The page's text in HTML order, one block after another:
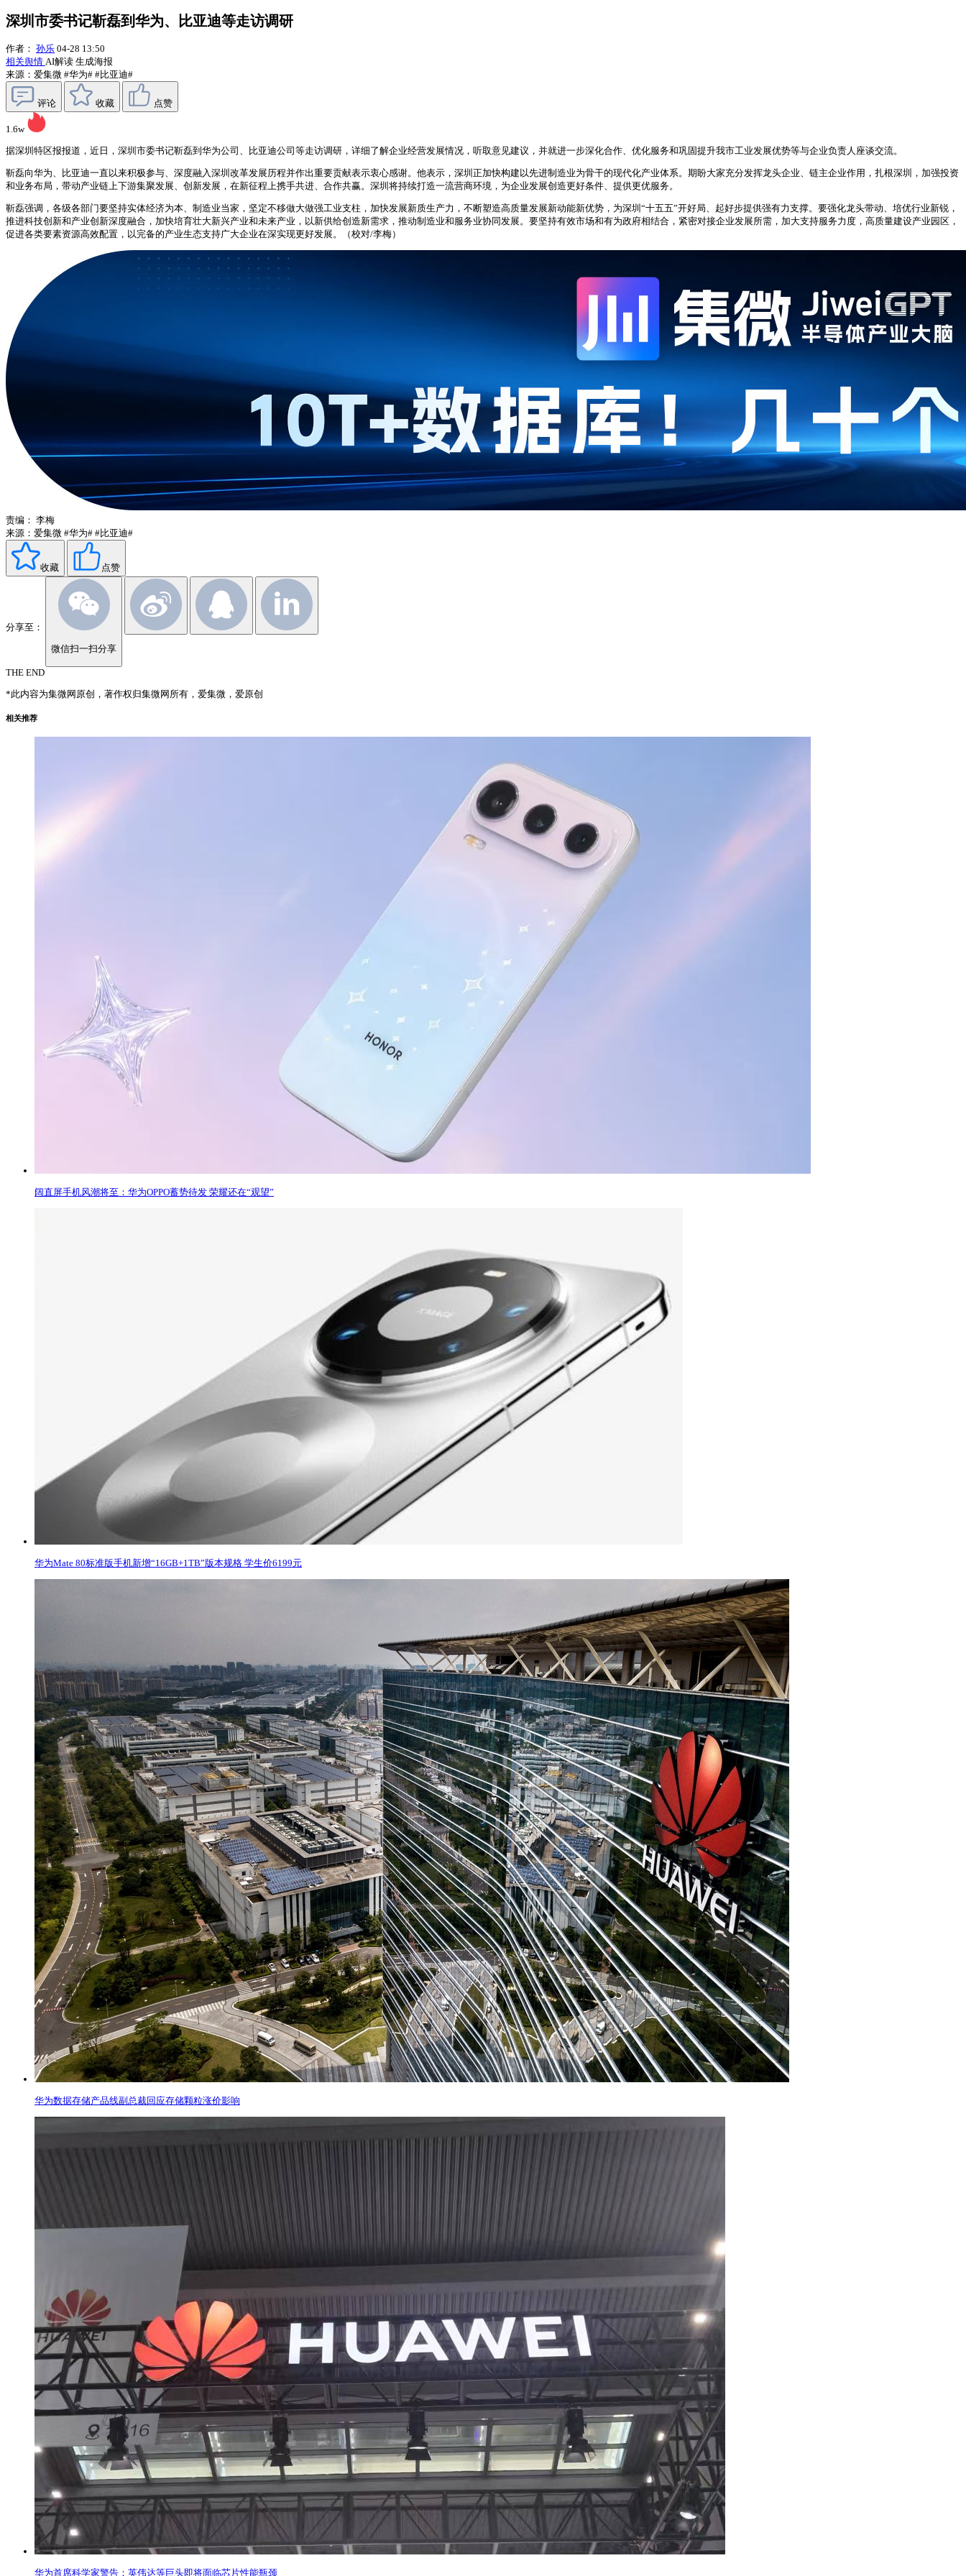
深圳市委书记靳磊到华为、比亚迪等走访调研
作者： 孙乐 04-28 13:50
相关舆情 AI解读 生成海报
来源：爱集微 #华为# #比亚迪#
评论 收藏 点赞
1.6w
据深圳特区报报道，近日，深圳市委书记靳磊到华为公司、比亚迪公司等走访调研，详细了解企业经营发展情况，听取意见建议，并就进一步深化合作、优化服务和巩固提升我市工业发展优势等与企业负责人座谈交流。
靳磊向华为、比亚迪一直以来积极参与、深度融入深圳改革发展历程并作出重要贡献表示衷心感谢。他表示，深圳正加快构建以先进制造业为骨干的现代化产业体系。期盼大家充分发挥龙头企业、链主企业作用，扎根深圳，加强投资
和业务布局，带动产业链上下游集聚发展、创新发展，在新征程上携手共进、合作共赢。深圳将持续打造一流营商环境，为企业发展创造更好条件、提供更优服务。
靳磊强调，各级各部门要坚持实体经济为本、制造业当家，坚定不移做大做强工业支柱，加快发展新质生产力，不断塑造高质量发展新动能新优势，为深圳“十五五”开好局、起好步提供强有力支撑。要强化龙头带动、培优行业新锐，
推进科技创新和产业创新深度融合，加快培育壮大新兴产业和未来产业，以新供给创造新需求，推动制造业和服务业协同发展。要坚持有效市场和有为政府相结合，紧密对接企业发展所需，加大支持服务力度，高质量建设产业园区，
促进各类要素资源高效配置，以完备的产业生态支持广大企业在深实现更好发展。（校对/李梅）
责编： 李梅
来源：爱集微 #华为# #比亚迪#
收藏 点赞
分享至：
微信扫一扫分享
THE END
*此内容为集微网原创，著作权归集微网所有，爱集微，爱原创
相关推荐
阔直屏手机风潮将至：华为OPPO蓄势待发 荣耀还在“观望”
华为Mate 80标准版手机新增“16GB+1TB”版本规格 学生价6199元
华为数据存储产品线副总裁回应存储颗粒涨价影响
华为首席科学家警告：英伟达等巨头即将面临芯片性能瓶颈